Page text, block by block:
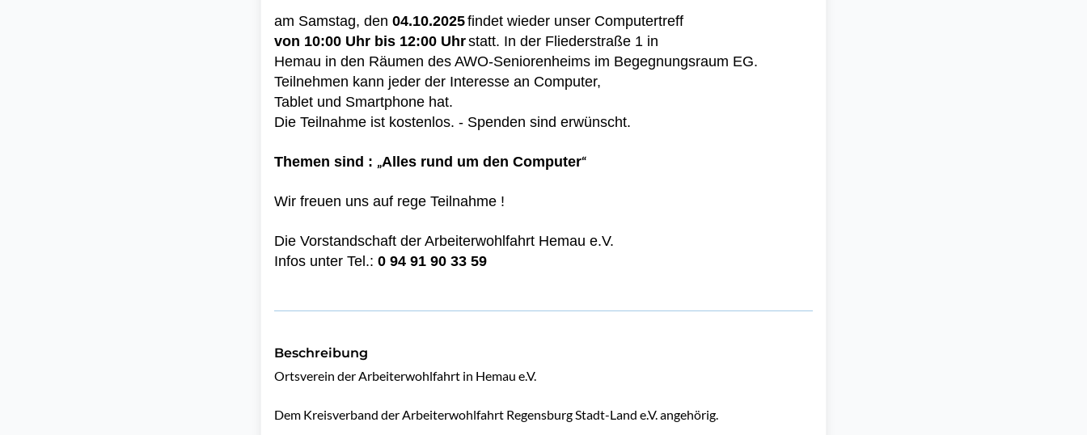
am Samstag, den 04.10.2025findet wieder unser Computertreff
von 10:00 Uhr bis 12:00 Uhrstatt. In der Fliederstraße 1 in
Hemau in den Räumen des AWO-Seniorenheims im Begegnungsraum EG.
Teilnehmen kann jeder der Interesse an Computer,
Tablet und Smartphone hat.
Die Teilnahme ist kostenlos. - Spenden sind erwünscht.
Themen sind : „Alles rund um den Computer“
Wir freuen uns auf rege Teilnahme !
Die Vorstandschaft der Arbeiterwohlfahrt Hemau e.V.
Infos unter Tel.: 0 94 91 90 33 59
Beschreibung
Ortsverein der Arbeiterwohlfahrt in Hemau e.V.
Dem Kreisverband der Arbeiterwohlfahrt Regensburg Stadt-Land e.V. angehörig.